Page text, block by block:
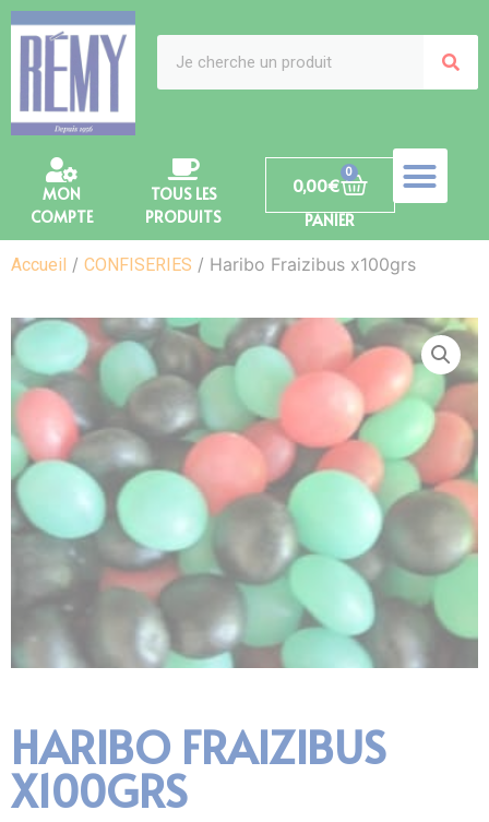
MON
COMPTE
TOUS LES
PRODUITS
0,00€
0
PANIER
Accueil / CONFISERIES / Haribo Fraizibus x100grs
HARIBO FRAIZIBUS
X100GRS